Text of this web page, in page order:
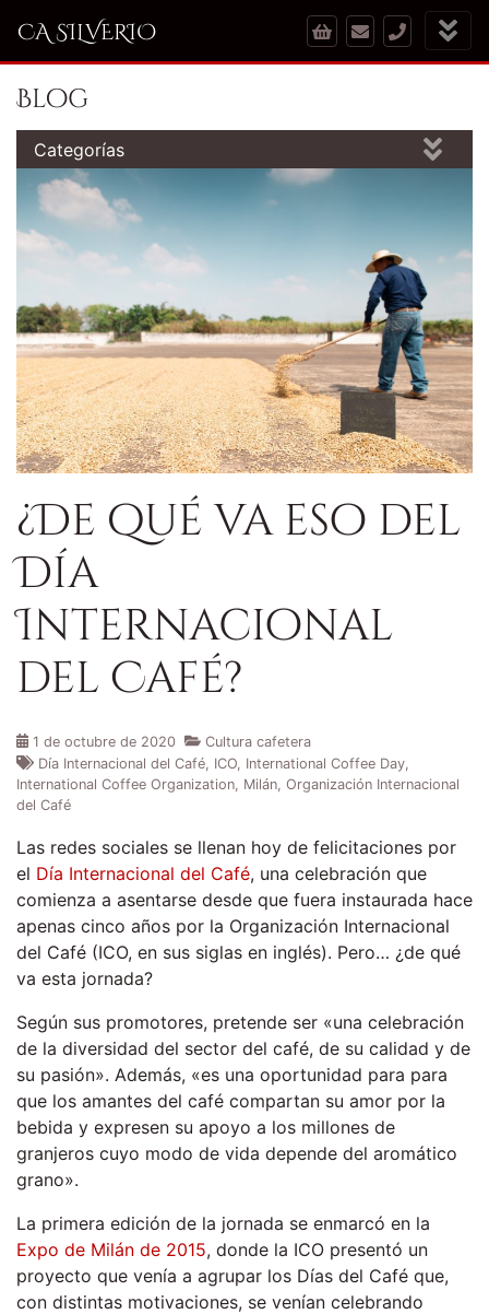
CA SILVERIO
Blog
Categorías
¿De qué va eso del
Día
Internacional
del Café?
1 de octubre de 2020
Cultura cafetera
Día Internacional del Café, ICO, International Coffee Day,
International Coffee Organization, Milán, Organización Internacional
del Café
Las redes sociales se llenan hoy de felicitaciones por
el Día Internacional del Café, una celebración que
comienza a asentarse desde que fuera instaurada hace
apenas cinco años por la Organización Internacional
del Café (ICO, en sus siglas en inglés). Pero… ¿de qué
va esta jornada?
Según sus promotores, pretende ser «una celebración
de la diversidad del sector del café, de su calidad y de
su pasión». Además, «es una oportunidad para para
que los amantes del café compartan su amor por la
bebida y expresen su apoyo a los millones de
granjeros cuyo modo de vida depende del aromático
grano».
La primera edición de la jornada se enmarcó en la
Expo de Milán de 2015, donde la ICO presentó un
proyecto que venía a agrupar los Días del Café que,
con distintas motivaciones, se venían celebrando